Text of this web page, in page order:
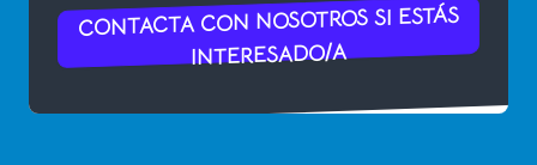
CONTACTA CON NOSOTROS SI ESTÁS
INTERESADO/A